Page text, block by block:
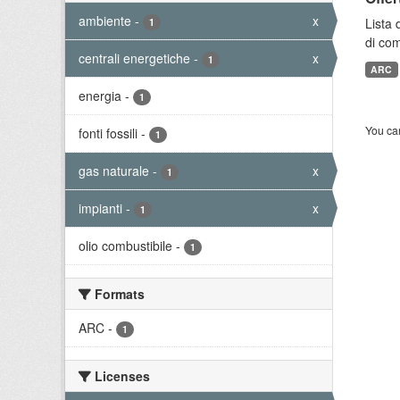
ambiente - 1 x
centrali energetiche - 1 x
energia - 1
fonti fossili - 1
gas naturale - 1 x
impianti - 1 x
olio combustibile - 1
Formats
ARC - 1
Licenses
Lista
di
ARC
You